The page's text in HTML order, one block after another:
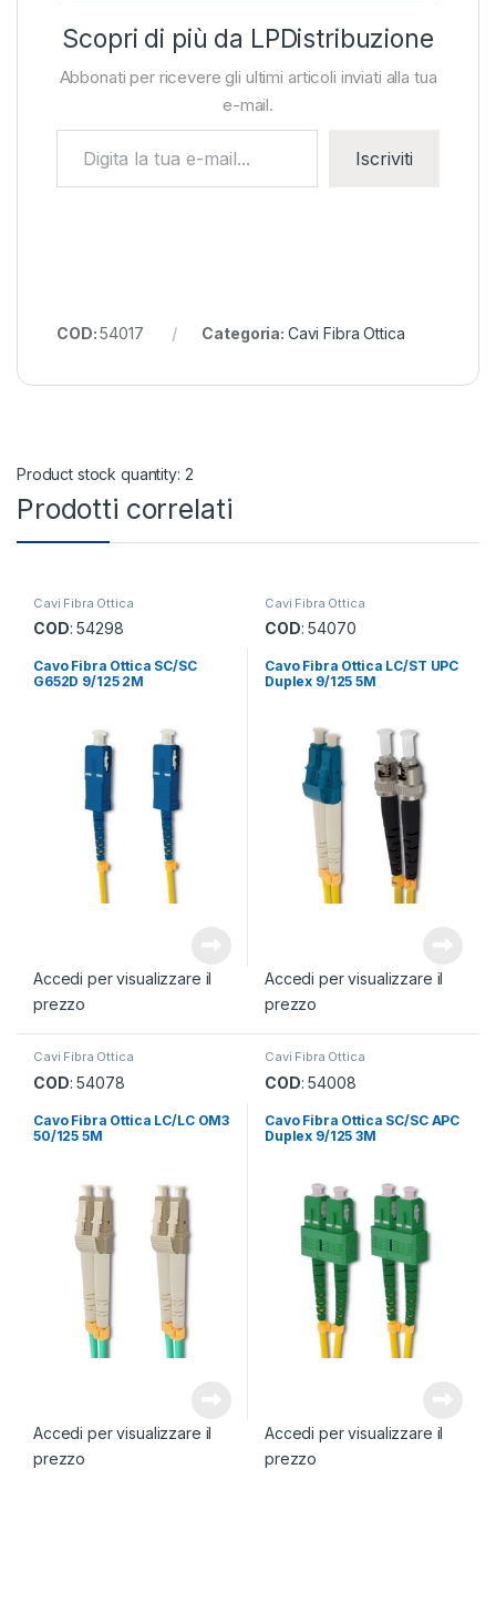
Scopri di più da LPDistribuzione
Abbonati per ricevere gli ultimi articoli inviati alla tua
e-mail.
Iscriviti
COD:54017 Categoria: Cavi Fibra Ottica
Product stock quantity: 2
Prodotti correlati
Cavi Fibra Ottica
COD: 54298
Cavo Fibra Ottica SC/SC
G652D 9/125 2M
Accedi per visualizzare il
prezzo
Cavi Fibra Ottica
COD: 54070
Cavo Fibra Ottica LC/ST UPC
Duplex 9/125 5M
Accedi per visualizzare il
prezzo
Cavi Fibra Ottica
COD: 54078
Cavo Fibra Ottica LC/LC OM3
50/125 5M
Accedi per visualizzare il
prezzo
Cavi Fibra Ottica
COD: 54008
Cavo Fibra Ottica SC/SC APC
Duplex 9/125 3M
Accedi per visualizzare il
prezzo